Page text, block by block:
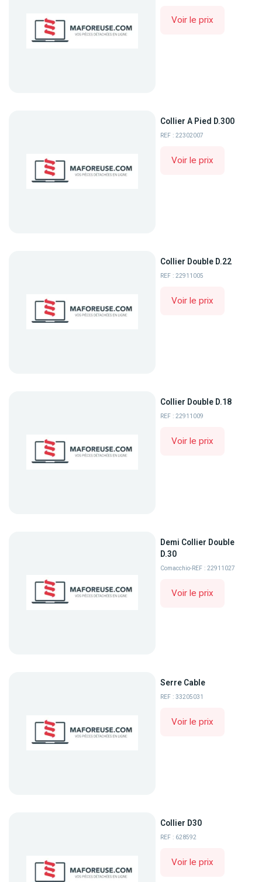
Voir le prix
Collier A Pied D.300
REF : 22302007
Voir le prix
Collier Double D.22
REF : 22911005
Voir le prix
Collier Double D.18
REF : 22911009
Voir le prix
Demi Collier Double
D.30
Comacchio-REF : 22911027
Voir le prix
Serre Cable
REF : 33205031
Voir le prix
Collier D30
REF : 628592
Voir le prix